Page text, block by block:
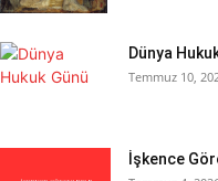
Dünya
Temmuz 10,
İşkence